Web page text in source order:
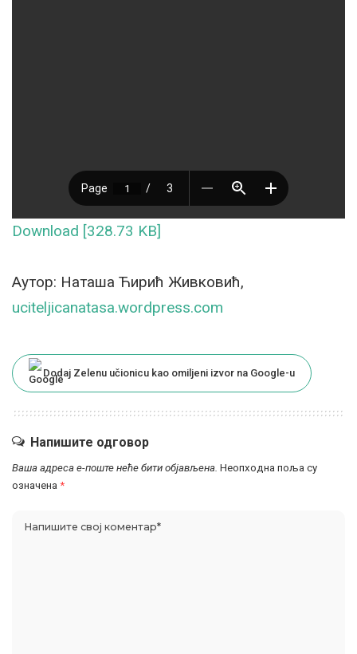
Download [328.73 KB]
Аутор: Наташа Ћирић Живковић,
uciteljicanatasa.wordpress.com
Dodaj Zelenu učionicu kao omiljeni izvor na Google-u
Напишите одговор
Ваша адреса е-поште неће бити објављена. Неопходна поља су
означена *